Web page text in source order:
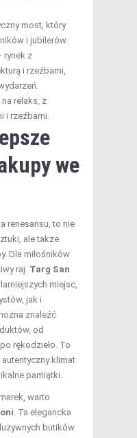
most, który
i jubilerów.
rynek z
i rzeźbami,
relaks, z
i rzeźbami.
we
renesansu, to nie
ale także
Dla miłośników
raj. Targ San
miejsc,
jak i
znaleźć
od
rękodzieło. To
klimat
pamiątki.
warto
. Ta elegancka
butików